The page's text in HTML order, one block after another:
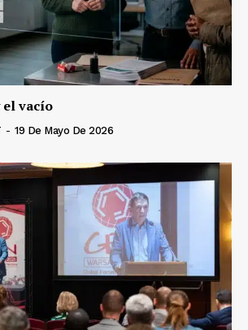
vacío
- 19 De Mayo De 2026